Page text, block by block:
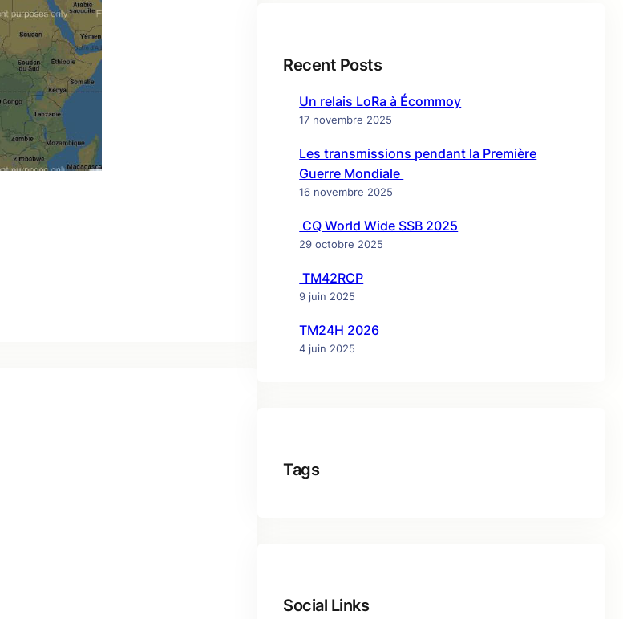
Recent Posts
Un relais LoRa à Écommoy
17 novembre 2025
Les transmissions pendant la Première
Guerre Mondiale
16 novembre 2025
CQ World Wide SSB 2025
29 octobre 2025
TM42RCP
9 juin 2025
TM24H 2026
4 juin 2025
Tags
Social Links